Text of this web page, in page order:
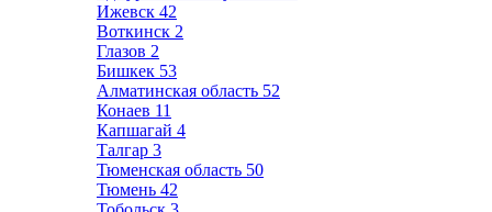
Ижевск 42
Воткинск 2
Глазов 2
Бишкек 53
Алматинская область 52
Конаев 11
Капшагай 4
Талгар 3
Тюменская область 50
Тюмень 42